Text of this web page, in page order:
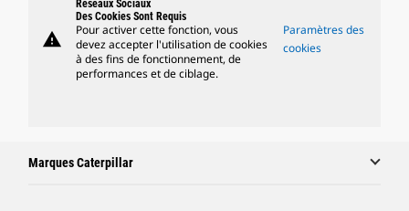
warning
Réseaux Sociaux
Des Cookies Sont Requis
Pour activer cette fonction, vous
devez accepter l'utilisation de cookies
à des fins de fonctionnement, de
performances et de ciblage.
Paramètres des
cookies
Marques Caterpillar